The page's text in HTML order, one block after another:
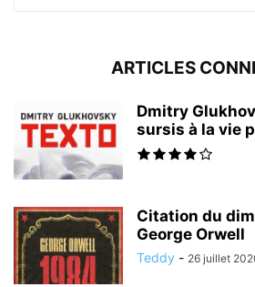
ARTICLES
Dmitry
sursis à la vie
Citation du
George Orwell
Teddy - 26 juillet